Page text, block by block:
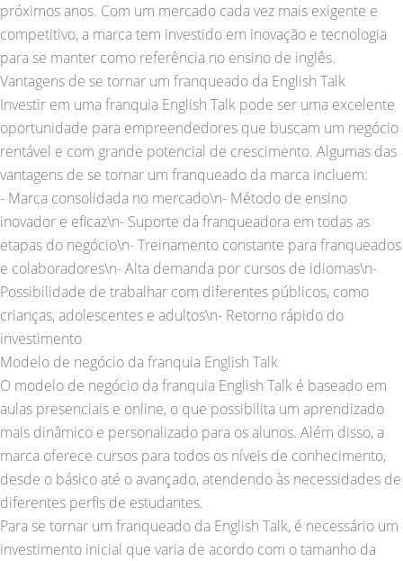
próximos anos. Com um mercado cada vez mais exigente e
competitivo, a marca tem investido em inovação e tecnologia
para se manter como referência no ensino de inglês.
Vantagens de se tornar um franqueado da English Talk
Investir em uma franquia English Talk pode ser uma excelente
oportunidade para empreendedores que buscam um negócio
rentável e com grande potencial de crescimento. Algumas das
vantagens de se tornar um franqueado da marca incluem:
- Marca consolidada no mercado\n- Método de ensino
inovador e eficaz\n- Suporte da franqueadora em todas as
etapas do negócio\n- Treinamento constante para franqueados
e colaboradores\n- Alta demanda por cursos de idiomas\n-
Possibilidade de trabalhar com diferentes públicos, como
crianças, adolescentes e adultos\n- Retorno rápido do
investimento
Modelo de negócio da franquia English Talk
O modelo de negócio da franquia English Talk é baseado em
aulas presenciais e online, o que possibilita um aprendizado
mais dinâmico e personalizado para os alunos. Além disso, a
marca oferece cursos para todos os níveis de conhecimento,
desde o básico até o avançado, atendendo às necessidades de
diferentes perfis de estudantes.
Para se tornar um franqueado da English Talk, é necessário um
investimento inicial que varia de acordo com o tamanho da